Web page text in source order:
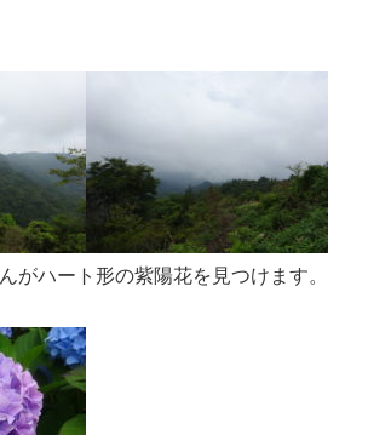
がハート形の紫陽花を見つけます。